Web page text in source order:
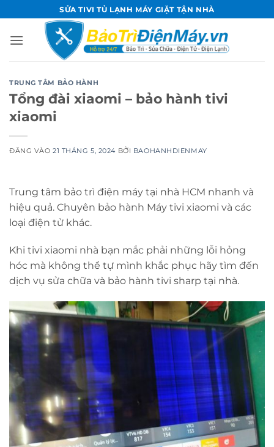
qua
nội
SỬA TIVI TỦ LẠNH MÁY GIẶT TẬN NHÀ
TRUNG TÂM BẢO HÀNH
Tổng đài xiaomi – bảo hành tivi
xiaomi
ĐĂNG VÀO21 THÁNG 5, 2024 BỞI BAOHANHDIENMAY
Trung tâm bảo trì điện máy tại nhà HCM nhanh và
hiệu quả. Chuyên bảo hành Máy tivi xiaomi và các
loại điện tử khác.
Khi tivi xiaomi nhà bạn mắc phải những lỗi hỏng
hóc mà không thể tự mình khắc phục hãy tìm đến
dịch vụ sửa chữa và bảo hành tivi sharp tại nhà.